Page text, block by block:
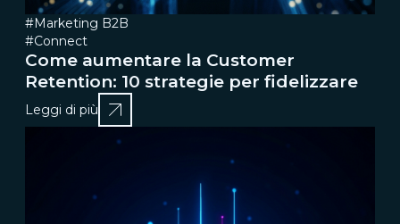
#Marketing B2B
#Connect
Come aumentare la Customer
Retention: 10 strategie per fidelizzare
Leggi di più